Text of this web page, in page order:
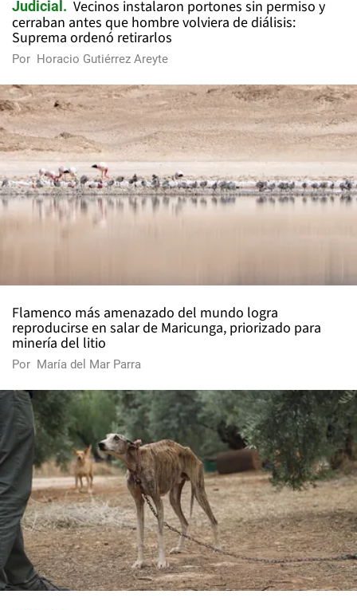
Judicial
Vecinos instalaron portones sin permiso y
cerraban antes que hombre volviera de diálisis:
Suprema ordenó retirarlos
Por Horacio Gutiérrez Areyte
Flamenco más amenazado del mundo logra
reproducirse en salar de Maricunga, priorizado para
minería del litio
Por María del Mar Parra